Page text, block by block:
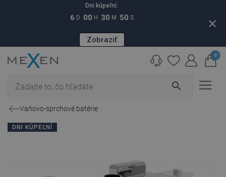
Dni kúpeľní:
6 D 00 H 30 M 49 S
Zobraziť
close
search
0
Vaňovo-sprchové batérie
DNI KÚPEĽNÍ